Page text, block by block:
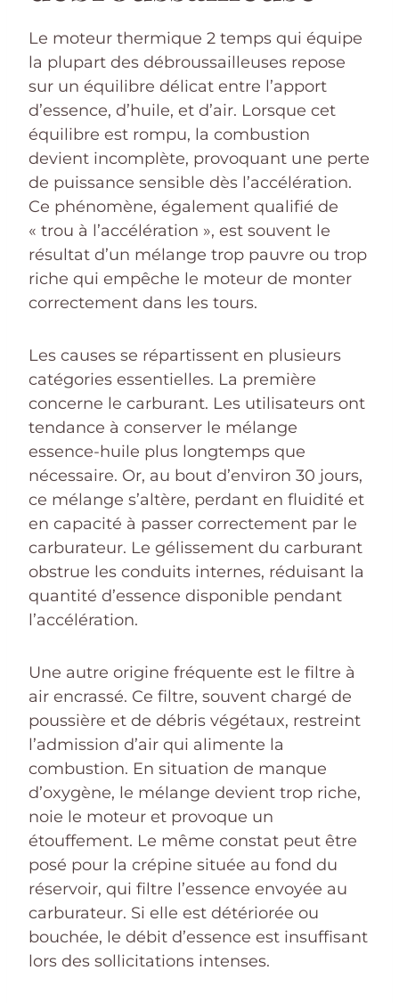
Le moteur thermique 2 temps qui équipe
la plupart des débroussailleuses repose
sur un équilibre délicat entre l’apport
d’essence, d’huile, et d’air. Lorsque cet
équilibre est rompu, la combustion
devient incomplète, provoquant une perte
de puissance sensible dès l’accélération.
Ce phénomène, également qualifié de
« trou à l’accélération », est souvent le
résultat d’un mélange trop pauvre ou trop
riche qui empêche le moteur de monter
correctement dans les tours.
Les causes se répartissent en plusieurs
catégories essentielles. La première
concerne le carburant. Les utilisateurs ont
tendance à conserver le mélange
essence-huile plus longtemps que
nécessaire. Or, au bout d’environ 30 jours,
ce mélange s’altère, perdant en fluidité et
en capacité à passer correctement par le
carburateur. Le gélissement du carburant
obstrue les conduits internes, réduisant la
quantité d’essence disponible pendant
l’accélération.
Une autre origine fréquente est le filtre à
air encrassé. Ce filtre, souvent chargé de
poussière et de débris végétaux, restreint
l’admission d’air qui alimente la
combustion. En situation de manque
d’oxygène, le mélange devient trop riche,
noie le moteur et provoque un
étouffement. Le même constat peut être
posé pour la crépine située au fond du
réservoir, qui filtre l’essence envoyée au
carburateur. Si elle est détériorée ou
bouchée, le débit d’essence est insuffisant
lors des sollicitations intenses.